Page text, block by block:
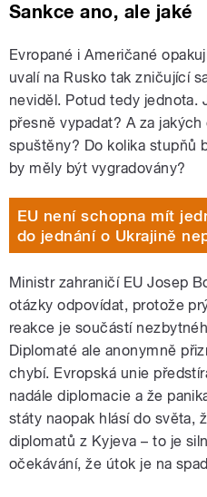
Sankce ano, ale jaké
Evropané i Američané
uvalí na Rusko tak zničující
neviděl. Potud tedy jednota.
přesně vypadat? A za
spuštěny? Do kolika stupňů
by měly být vygradovány?
EU není schopna mít
do jednání o Ukrajině
Ministr zahraničí EU Josep
otázky odpovídat, protože
reakce je součástí
Diplomaté ale anonymně
chybí. Evropská unie
nadále diplomacie a že
státy naopak hlásí do světa,
diplomatů z Kyjeva – to je
očekávání, že útok je na